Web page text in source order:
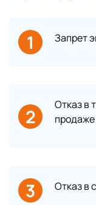
1 Запрет
2
Отказ в
продаже
3 Отказ в